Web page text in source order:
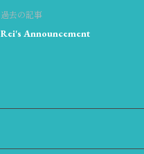
過去の記事
Rei's Announcement